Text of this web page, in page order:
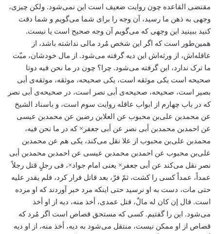
مقتضی القاعده چون روایت ضعیف است این نمی‌شود. ولکن چیزی،
وجهی به ذهن ما رسید، آن وجه را برای شما می‌گویم و شما دقت
کنید ببینید این وجهی که می‌گویم آن وجه صحیح است یا نیست.
همین‌طور است که اگر این شخص مُرد مالی نداشته باشد، از
عاقله‌اش، از ورثه‌اش این دیه گرفته می‌شود. از مال خودشان، میّت
ما ترک ندارد، این گرفته می‌شود. چرا؟ چون در ما نحن فیه دوتا
صحیحه است یکی موثقه است، یکی صحیحه، موثقه، موثقه‌ی أبی
بصیر است، صحیحه، صحیحه‌ی أبی نصر است، در صحیحه‌ی أبی نصر
که در باب چهارم از ابواب عاقله روایت سوم است، و باسناد الشیخ
عن محمد‌بن علی‌بن محبوب عن العلا‌بن رضین عن محمد‌بن عیسی
عن احمد‌بن محمدبن أبی نصر عن أبی جعفر× که در ما نحن فیه،
محمدبن علی‌بن محبوب از علا نقل می‌کند، یکی هم عن محمد‌بن
علی‌بن محبوب عن احمد‌بن محمد‌بن عیسی عن احمد‌بن محمد‌بن أبی
نصر نقل می‌کند عن أبی جعفر× یعنی امام جواد×، فی رجلٍ قتل رجلاً
عمداً، عمداً کسی را کشت، ثمّ فرّ، بعد قاتل فرار کرد، فلم یقدر علیه
حتی مات، دست به او نرسید حتی اینکه مرد خبر آوردند که او مرده
است. قال إن کان له مالٌ، قتل عمدی، أخذ منه، دیه از او أخذ
می‌شود. این را گفتیم. کسی که مستحق قصاص است اگر مُرد که
قصاص از او ممکن نیست، منتقل می‌شود به دیه، أخذ منه، از او دیه